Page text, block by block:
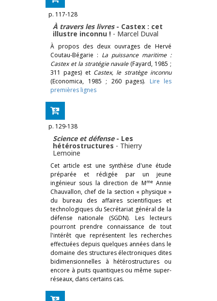
p. 117-128
À travers les livres - Castex : cet
illustre inconnu ! - Marcel Duval
À propos des deux ouvrages de Hervé
Coutau-Bégarie : La puissance maritime :
Castex et la stratégie navale(Fayard, 1985 ;
311 pages) et Castex, le stratège inconnu
(Economica, 1985 ; 260 pages). Lire les
premières lignes
p. 129-138
Science et défense- Les
hétérostructures - Thierry
Lemoine
Cet article est une synthèse d'une étude
préparée et rédigée par un jeune
ingénieur sous la direction de MmeAnnie
Chauvallon, chef de la section « physique »
du bureau des affaires scientifiques et
technologiques du Secrétariat général de la
défense nationale (SGDN). Les lecteurs
pourront prendre connaissance de tout
l'intérêt que représentent les recherches
effectuées depuis quelques années dans le
domaine des structures électroniques dites
bidimensionnelles à hétérostructures ou
encore à puits quantiques ou même super-
réseaux, dans certains cas.